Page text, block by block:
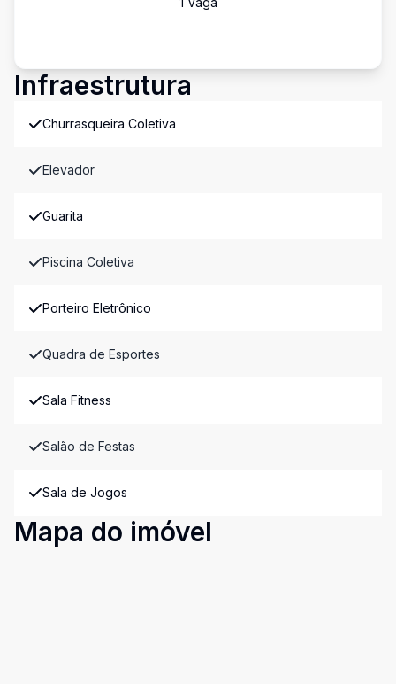
Infraestrutura
Churrasqueira Coletiva
Elevador
Guarita
Piscina Coletiva
Porteiro Eletrônico
Quadra de Esportes
Sala Fitness
Salão de Festas
Sala de Jogos
Mapa do imóvel